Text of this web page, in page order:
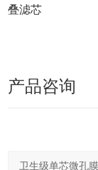
叠滤芯
产品咨询